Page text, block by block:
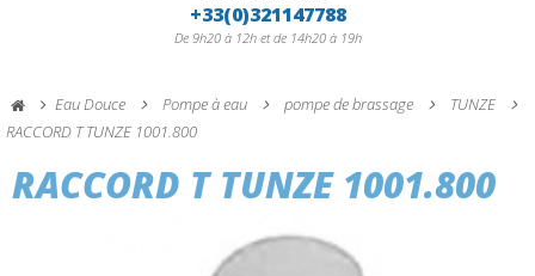
+33(0)321147788
De 9h20 à 12h et de 14h20 à 19h
Eau Douce Pompe à eau pompe de brassage
TUNZE
RACCORD T TUNZE 1001.800
RACCORD T TUNZE 1001.800